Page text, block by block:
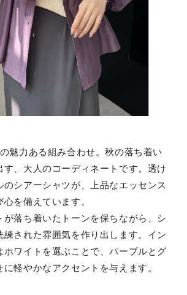
魅力ある組み合わせ。秋の落ち着い
す、大人のコーディネートです。透け
のシアーシャツが、上品なエッセンス
を備えています。
が落ち着いたトーンを保ちながら、シ
練された雰囲気を作り出します。イン
ホワイトを選ぶことで、パープルとグ
に軽やかなアクセントを与えます。